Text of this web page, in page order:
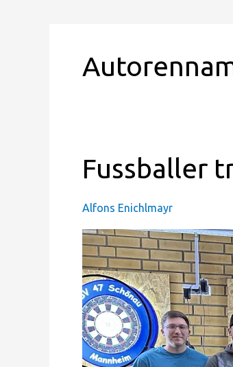
Fussballer
Alfons Enichlmayr
Fussballer
treffen
beim
Dart